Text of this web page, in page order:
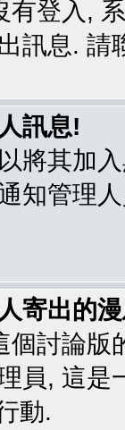
有登入,
訊息. 請
訊息!
將其加
知管理
寄出的
討論
員, 這
動.